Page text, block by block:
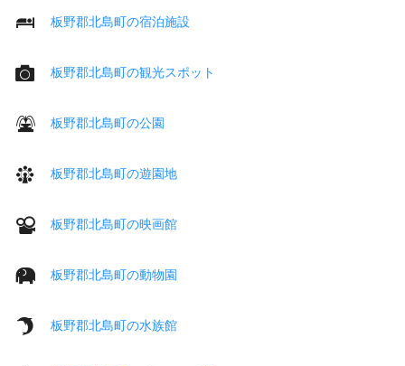
板野郡北島町の宿泊施設
板野郡北島町の観光スポット
板野郡北島町の公園
板野郡北島町の遊園地
板野郡北島町の映画館
板野郡北島町の動物園
板野郡北島町の水族館